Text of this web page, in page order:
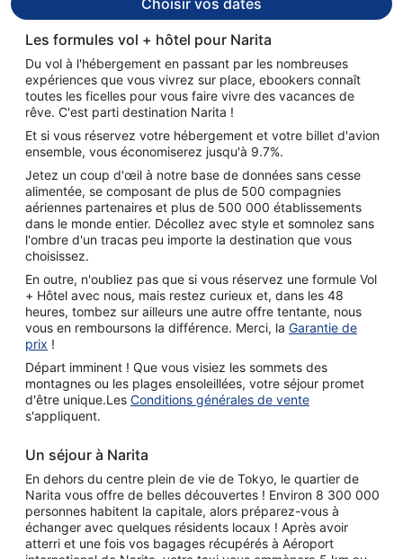
de
1
353 €
personne.
Choisir vos dates
Les formules vol + hôtel pour Narita
Du vol à l'hébergement en passant par les nombreuses
expériences que vous vivrez sur place, ebookers connaît
toutes les ficelles pour vous faire vivre des vacances de
rêve. C'est parti destination Narita !
Et si vous réservez votre hébergement et votre billet d'avion
ensemble, vous économiserez jusqu'à 9.7%.
Jetez un coup d'œil à notre base de données sans cesse
alimentée, se composant de plus de 500 compagnies
aériennes partenaires et plus de 500 000 établissements
dans le monde entier. Décollez avec style et somnolez sans
l'ombre d'un tracas peu importe la destination que vous
choisissez.
En outre, n'oubliez pas que si vous réservez une formule Vol
+ Hôtel avec nous, mais restez curieux et, dans les 48
heures, tombez sur ailleurs une autre offre tentante, nous
vous en remboursons la différence. Merci, la Garantie de
prix !
Départ imminent ! Que vous visiez les sommets des
montagnes ou les plages ensoleillées, votre séjour promet
d'être unique.Les Conditions générales de vente
s'appliquent.
Un séjour à Narita
En dehors du centre plein de vie de Tokyo, le quartier de
Narita vous offre de belles découvertes ! Environ 8 300 000
personnes habitent la capitale, alors préparez-vous à
échanger avec quelques résidents locaux ! Après avoir
atterri et une fois vos bagages récupérés à Aéroport